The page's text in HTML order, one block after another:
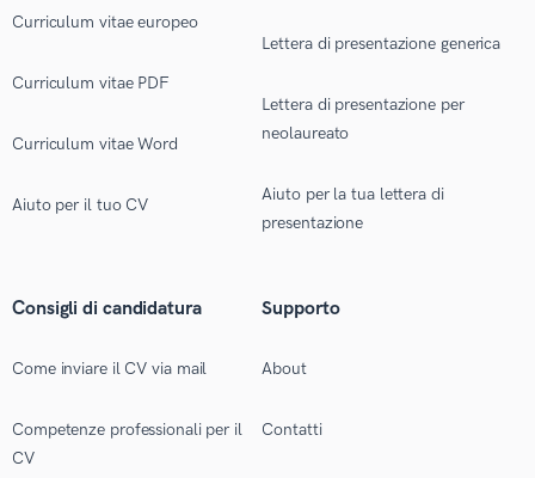
Curriculum vitae europeo
Curriculum vitae PDF
Curriculum vitae Word
Aiuto per il tuo CV
Lettera di presentazione generica
Lettera di presentazione per
neolaureato
Aiuto per la tua lettera di
presentazione
Consigli di candidatura
Come inviare il CV via mail
Competenze professionali per il
CV
Supporto
About
Contatti